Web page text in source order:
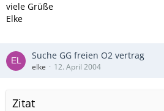
viele Grüße
Elke
Suche GG freien O2 vertrag
elke 12. April 2004
Zitat